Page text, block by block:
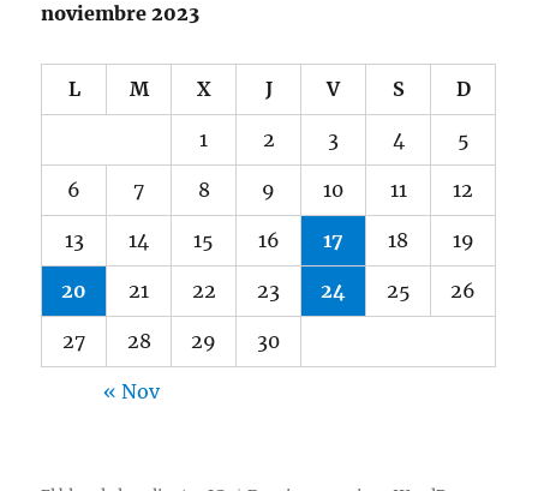
noviembre 2023
L M X J V S D
1 2 3 4 5
6 7 8 9 10 11 12
13 14 15 16 17 18 19
20 21 22 23 24 25 26
27 28 29 30
« Nov